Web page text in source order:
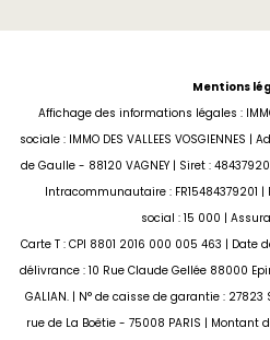
Mentions
Affichage des informations légales :
sociale : IMMO DES VALLEES VOSGIENNES |
de Gaulle - 88120 VAGNEY | Siret :
Intracommunautaire : FR15484379201
social : 15 000 |
Carte T : CPI 8801 2016 000 005 463 |
délivrance : 10 Rue Claude Gellée 88000
GALIAN. | N° de caisse de garantie :
rue de La Boëtie - 75008 PARIS | Montant